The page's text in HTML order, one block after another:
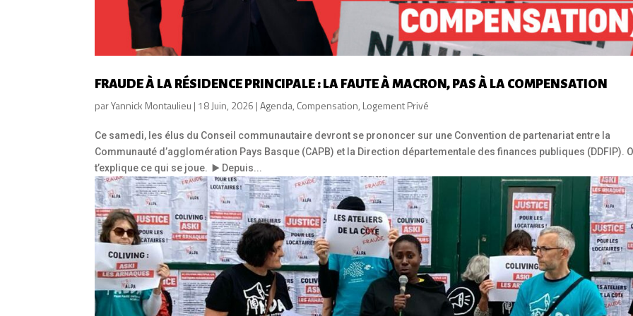
FRAUDE À LA RÉSIDENCE PRINCIPALE : LA FAUTE À MACRON, PAS À LA COMPENSATION
parYannick Montaulieu | 18 Juin, 2026 |Agenda, Compensation, Logement Privé
Ce samedi, les élus du Conseil communautaire devront se prononcer sur une Convention de partenariat entre la
Communauté d’agglomération Pays Basque (CAPB) et la Direction départementale des finances publiques (DDFIP).
t’explique ce qui se joue. ▶️ Depuis...